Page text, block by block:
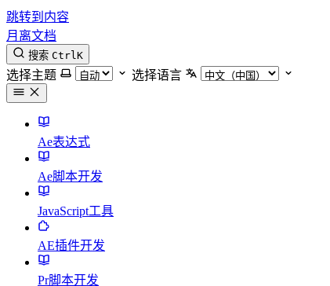
跳转到内容
月离文档
搜索 CtrlK
选择主题 选择语言
Ae表达式
Ae脚本开发
JavaScript工具
AE插件开发
Pr脚本开发